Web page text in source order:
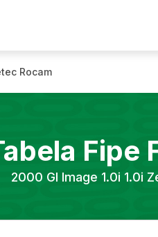
Rocam
Fipe
2000 Gl Image 1.0i 1.0i